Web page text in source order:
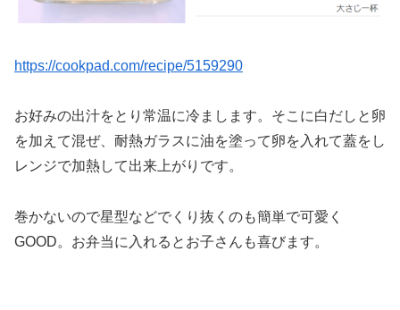
https://cookpad.com/recipe/5159290
お好みの出汁をとり常温に冷まします。そこに白だしと卵
を加えて混ぜ、耐熱ガラスに油を塗って卵を入れて蓋をし
レンジで加熱して出来上がりです。
巻かないので星型などでくり抜くのも簡単で可愛く
GOOD。お弁当に入れるとお子さんも喜びます。